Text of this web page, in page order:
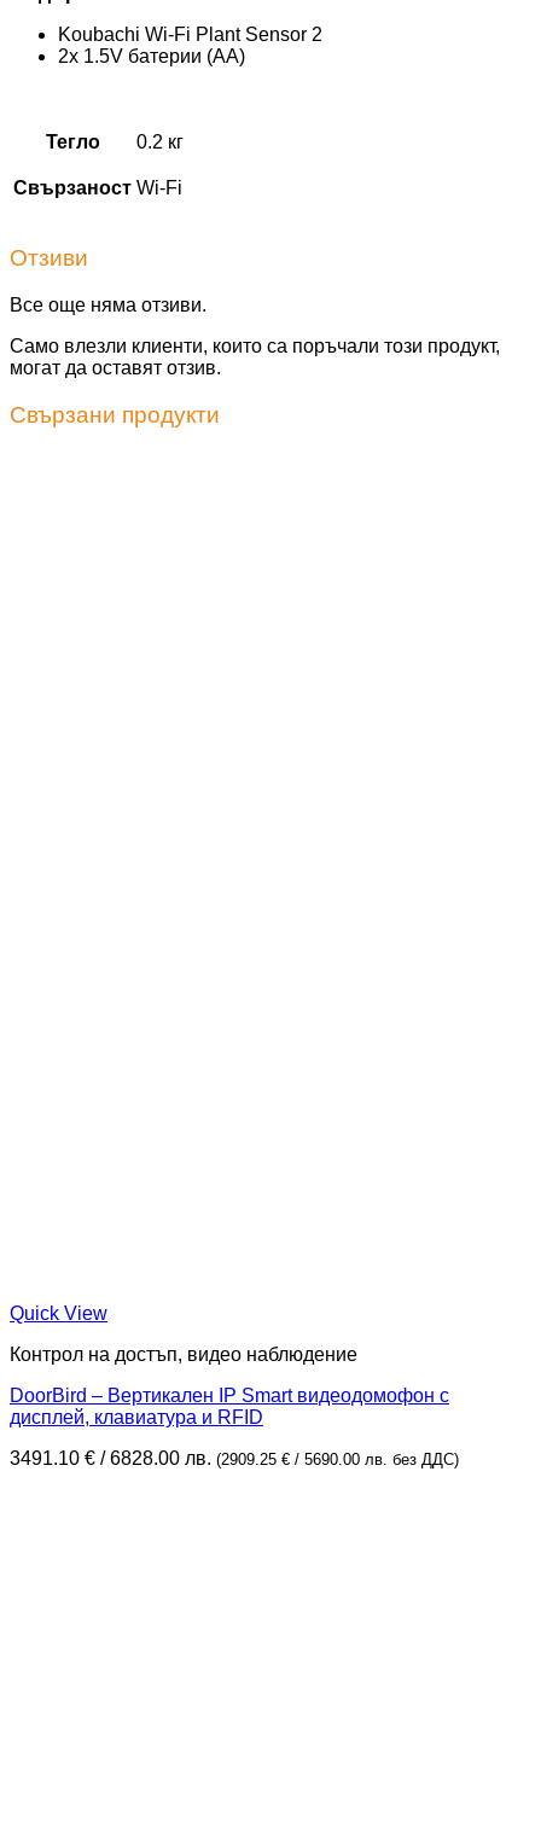
Koubachi Wi-Fi Plant Sensor 2
2x 1.5V батерии (AA)
Тегло 0.2 кг
Свързаност Wi-Fi
Отзиви
Все още няма отзиви.
Само влезли клиенти, които са поръчали този продукт,
могат да оставят отзив.
Свързани продукти
Quick View
Контрол на достъп, видео наблюдение
DoorBird – Вертикален IP Smart видеодомофон с
дисплей, клавиатура и RFID
3491.10 € / 6828.00 лв. (2909.25 € / 5690.00 лв. без ДДС)